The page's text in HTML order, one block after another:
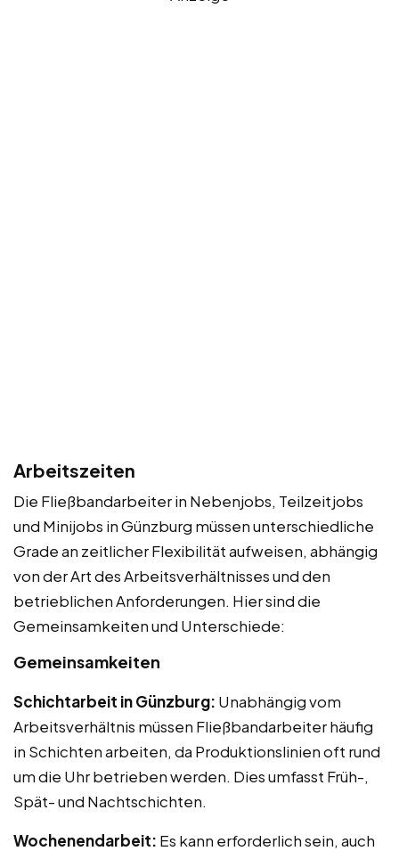
Arbeitszeiten
Die Fließbandarbeiter in Nebenjobs, Teilzeitjobs
und Minijobs in Günzburg müssen unterschiedliche
Grade an zeitlicher Flexibilität aufweisen, abhängig
von der Art des Arbeitsverhältnisses und den
betrieblichen Anforderungen. Hier sind die
Gemeinsamkeiten und Unterschiede:
Gemeinsamkeiten
Schichtarbeit in Günzburg: Unabhängig vom
Arbeitsverhältnis müssen Fließbandarbeiter häufig
in Schichten arbeiten, da Produktionslinien oft rund
um die Uhr betrieben werden. Dies umfasst Früh-,
Spät- und Nachtschichten.
Wochenendarbeit: Es kann erforderlich sein, auch